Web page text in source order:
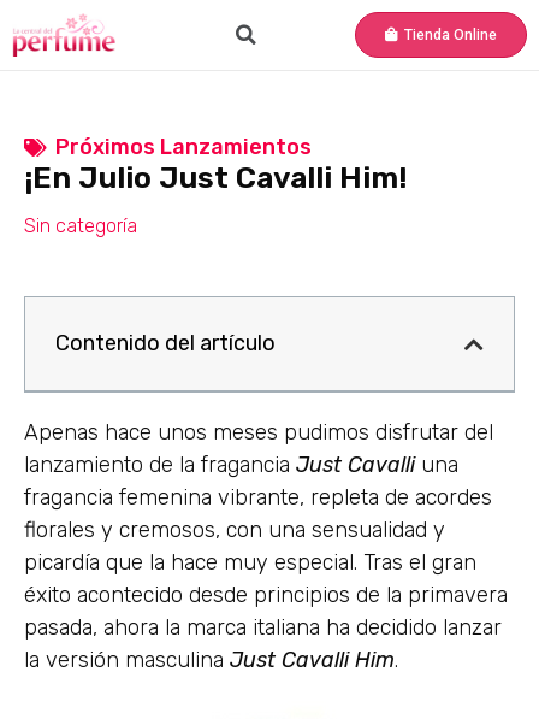
Tienda Online
Próximos Lanzamientos
¡En Julio Just Cavalli Him!
Sin categoría
Contenido del artículo
Apenas hace unos meses pudimos disfrutar del
lanzamiento de la fragancia Just Cavalliuna
fragancia femenina vibrante, repleta de acordes
florales y cremosos, con una sensualidad y
picardía que la hace muy especial. Tras el gran
éxito acontecido desde principios de la primavera
pasada, ahora la marca italiana ha decidido lanzar
la versión masculina Just Cavalli Him.